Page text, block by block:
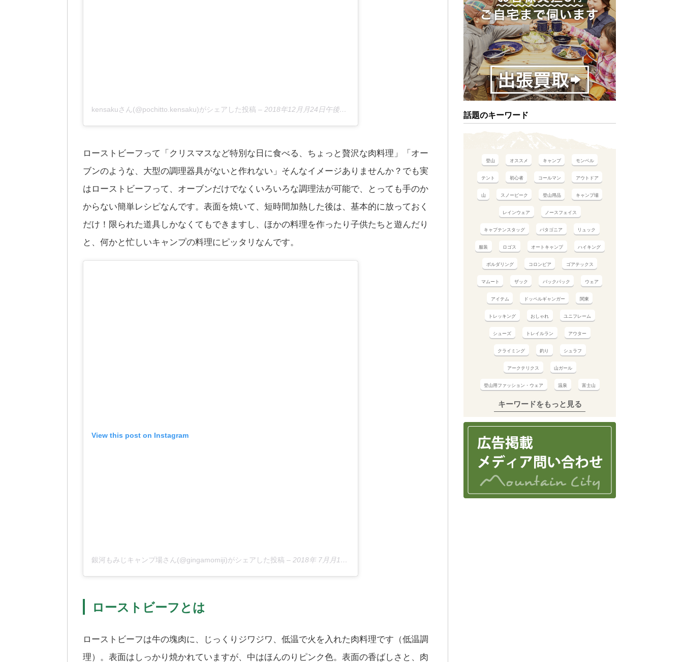
kensakuさん(@pochitto.kensaku)がシェアした投稿 – 2018年12月月24日午後7時34分PST
ローストビーフって「クリスマスなど特別な日に食べる、ちょっと贅沢な肉料理」「オー
ブンのような、大型の調理器具がないと作れない」そんなイメージありませんか？でも実
はローストビーフって、オーブンだけでなくいろいろな調理法が可能で、とっても手のか
からない簡単レシピなんです。表面を焼いて、短時間加熱した後は、基本的に放っておく
だけ！限られた道具しかなくてもできますし、ほかの料理を作ったり子供たちと遊んだり
と、何かと忙しいキャンプの料理にピッタリなんです。
View this post on Instagram
銀河もみじキャンプ場さん(@gingamomiji)がシェアした投稿 – 2018年 7月月1日午前12時37分PDT
ローストビーフとは
ローストビーフは牛の塊肉に、じっくりジワジワ、低温で火を入れた肉料理です（低温調
理）。表面はしっかり焼かれていますが、中はほんのりピンク色。表面の香ばしさと、肉
話題のキーワード
登山 オススメ キャンプ モンベル
テント 初心者 コールマン アウトドア
山 スノーピーク 登山用品 キャンプ場
レインウェア ノースフェイス
キャプテンスタッグ パタゴニア リュック
服装 ロゴス オートキャンプ ハイキング
ボルダリング コロンビア ゴアテックス
マムート ザック バックパック ウェア
アイテム ドッペルギャンガー 関東
トレッキング おしゃれ ユニフレーム
シューズ トレイルラン アウター
クライミング 釣り シュラフ
アークテリクス 山ガール
登山用ファッション・ウェア 温泉 富士山
キーワードをもっと見る